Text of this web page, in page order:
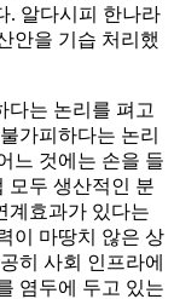
. 알다시피 한나라
안을 기습 처리했
다는 논리를 펴고
가피하다는 논리
느 것에는 손을 들
모두 생산적인 분
계효과가 있다는
이 마땅치 않은 상
히 사회 인프라에
염두에 두고 있는